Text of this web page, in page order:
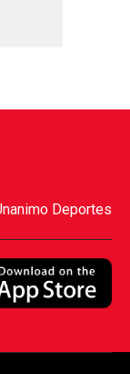
Deportes